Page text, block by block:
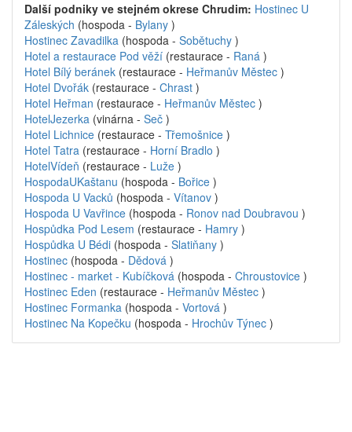
Další podniky ve stejném okrese Chrudim: Hostinec U
Záleských (hospoda - Bylany )
Hostinec Zavadilka (hospoda - Sobětuchy )
Hotel a restaurace Pod věží (restaurace - Raná )
Hotel Bílý beránek (restaurace - Heřmanův Městec )
Hotel Dvořák (restaurace - Chrast )
Hotel Heřman (restaurace - Heřmanův Městec )
HotelJezerka (vinárna - Seč )
Hotel Lichnice (restaurace - Třemošnice )
Hotel Tatra (restaurace - Horní Bradlo )
HotelVídeň (restaurace - Luže )
HospodaUKaštanu (hospoda - Bořice )
Hospoda U Vacků (hospoda - Vítanov )
Hospoda U Vavřince (hospoda - Ronov nad Doubravou )
Hospůdka Pod Lesem (restaurace - Hamry )
Hospůdka U Bédi (hospoda - Slatiňany )
Hostinec (hospoda - Dědová )
Hostinec - market - Kubíčková (hospoda - Chroustovice )
Hostinec Eden (restaurace - Heřmanův Městec )
Hostinec Formanka (hospoda - Vortová )
Hostinec Na Kopečku (hospoda - Hrochův Týnec )